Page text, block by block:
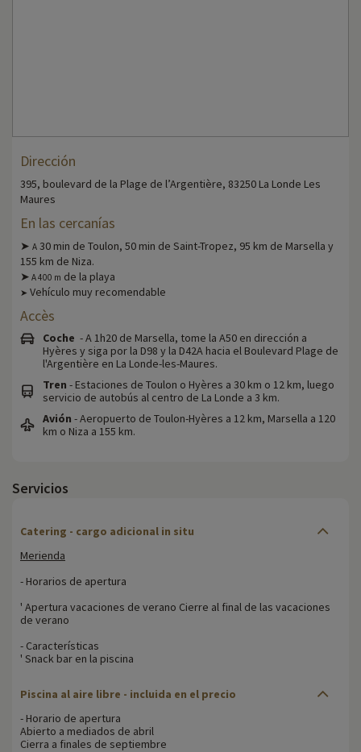
Dirección
395, boulevard de la Plage de l’Argentière, 83250 La Londe Les
Maures
En las cercanías
➤ A 30 min de Toulon, 50 min de Saint-Tropez, 95 km de Marsella y
155 km de Niza.
➤ A 400 m de la playa
➤ Vehículo muy recomendable
Accès
Coche - A 1h20 de Marsella, tome la A50 en dirección a
Hyères y siga por la D98 y la D42A hacia el Boulevard Plage de
l'Argentière en La Londe-les-Maures.
Tren - Estaciones de Toulon o Hyères a 30 km o 12 km, luego
servicio de autobús al centro de La Londe a 3 km.
Avión - Aeropuerto de Toulon-Hyères a 12 km, Marsella a 120
km o Niza a 155 km.
Servicios
Catering - cargo adicional in situ
Merienda
- Horarios de apertura
' Apertura vacaciones de verano Cierre al final de las vacaciones
de verano
- Características
' Snack bar en la piscina
Piscina al aire libre - incluida en el precio
- Horario de apertura
Abierto a mediados de abril
Cierra a finales de septiembre